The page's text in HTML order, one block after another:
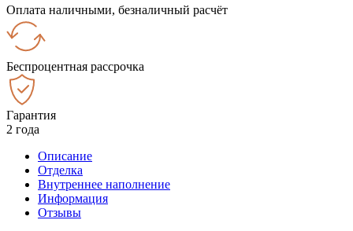
Оплата наличными, безналичный расчёт
Беспроцентная рассрочка
Гарантия
2 года
Описание
Отделка
Внутреннее наполнение
Информация
Отзывы